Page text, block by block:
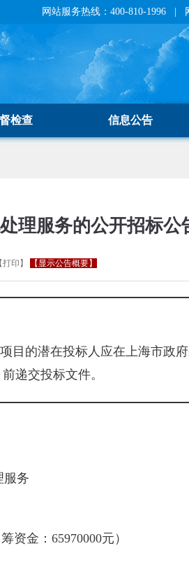
网站服务热线：400-810-1996 |
检查 信息公告
理服务的公开招标公
打印 】 【显示公告概要】
目的潜在投标人应在上海市政
递交投标文件。
服务
资金：65970000元 ）